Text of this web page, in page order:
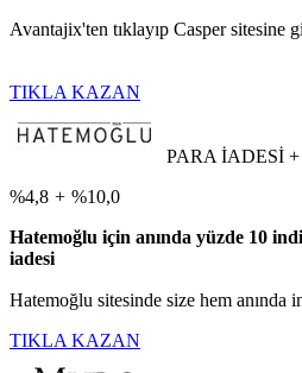
Avantajix'ten tıklayıp Casper sitesine
TIKLA KAZAN
PARA İADESİ
%4,8 + %10,0
Hatemoğlu için anında yüzde 10
iadesi
Hatemoğlu sitesinde size hem anında
TIKLA KAZAN